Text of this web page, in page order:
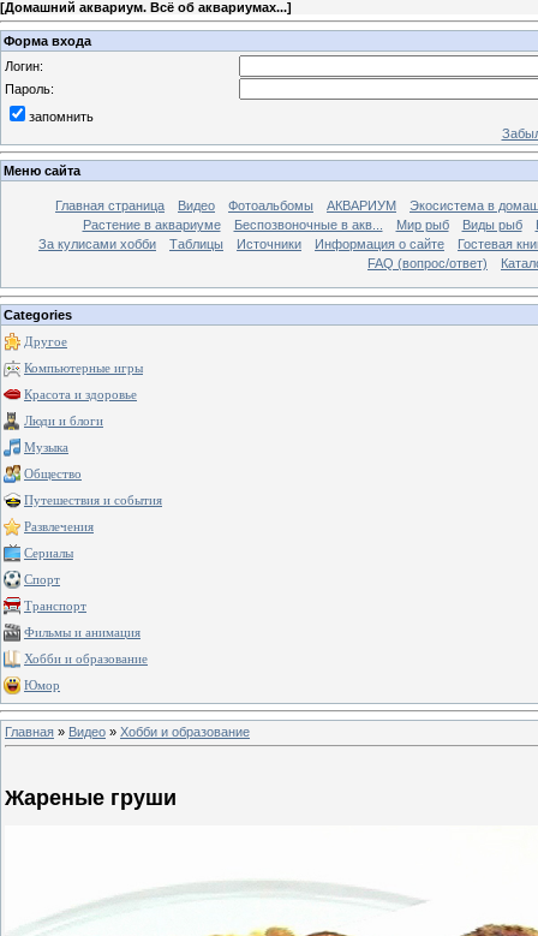
[Домашний аквариум. Всё об аквариумах...]
Форма входа
Логин:
Пароль:
запомнить
Меню сайта
Главная страница Видео Фотоальбомы АКВАРИУМ
Экосистема в
Растение в аквариуме
Беспозвоночные в акв... Мир рыб Виды рыб
За кулисами хобби
Таблицы Источники Информация о сайте
Гостевая
FAQ (вопрос/ответ)
Categories
Другое
Компьютерные игры
Красота и здоровье
Люди и блоги
Музыка
Общество
Путешествия и события
Развлечения
Сериалы
Спорт
Транспорт
Фильмы и анимация
Хобби и образование
Юмор
Главная » Видео » Хобби и образование
Жареные груши